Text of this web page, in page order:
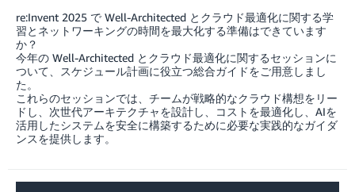
re:Invent 2025 で Well-Architected とクラウド最適化に関する学
習とネットワーキングの時間を最大化する準備はできています
か？
今年の Well-Architected とクラウド最適化に関するセッションに
ついて、スケジュール計画に役立つ総合ガイドをご用意しまし
た。
これらのセッションでは、チームが戦略的なクラウド構想をリー
ドし、次世代アーキテクチャを設計し、コストを最適化し、AIを
活用したシステムを安全に構築するために必要な実践的なガイダ
ンスを提供します。